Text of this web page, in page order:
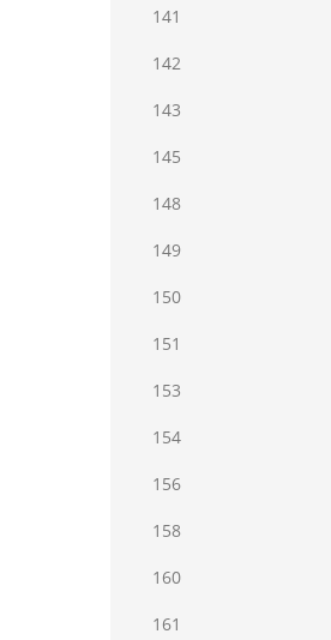
141
142
143
145
148
149
150
151
153
154
156
158
160
161